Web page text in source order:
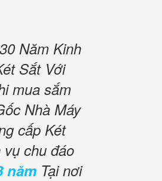
Năm Kinh
Sắt Với
mua sắm
Nhà Máy
cấp Két
chu đáo
năm Tại nơi